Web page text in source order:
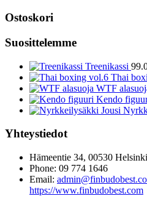
Ostoskori
Suosittelemme
Treenikassi
Thai
WTF
Kendo
Yhteystiedot
Hämeentie 34, 00530 Helsinki
Phone: 09 774 1646
Email:
https://www.finbudobest.com